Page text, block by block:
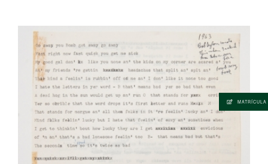
MATRÍCULA